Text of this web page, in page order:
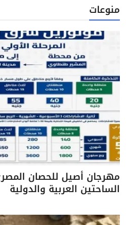
منوعات
مهرجان أصيل للحصان
الساحتين العربية والدولية